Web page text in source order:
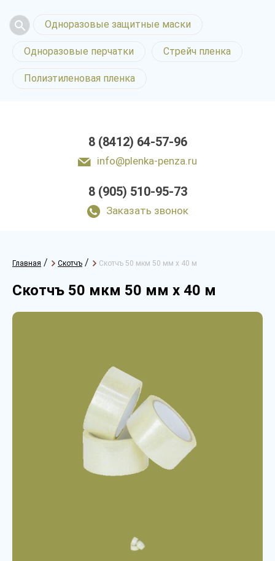
Одноразовые защитные маски
Одноразовые перчатки Стрейч пленка
Полиэтиленовая пленка
8 (8412) 64-57-96
info@plenka-penza.ru
8 (905) 510-95-73
Заказать звонок
Главная / Скотчъ / Скотчъ 50 мкм 50 мм х 40 м
Скотчъ 50 мкм 50 мм х 40 м